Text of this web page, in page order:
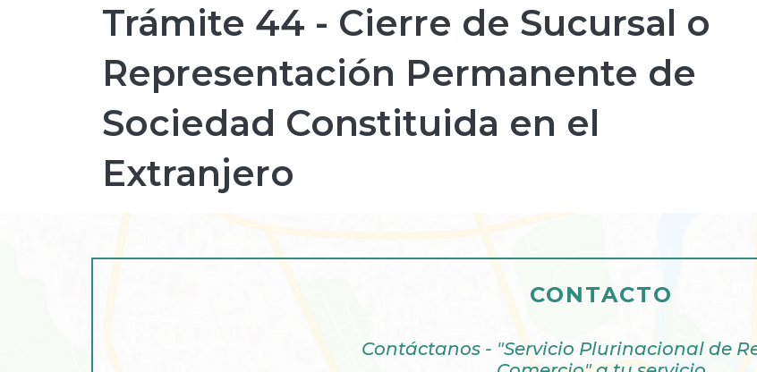
Trámite 44 - Cierre de Sucursal o
Representación Permanente de
Sociedad Constituida en el
Extranjero
CONTACTO
Contáctanos - "Servicio Plurinacional de